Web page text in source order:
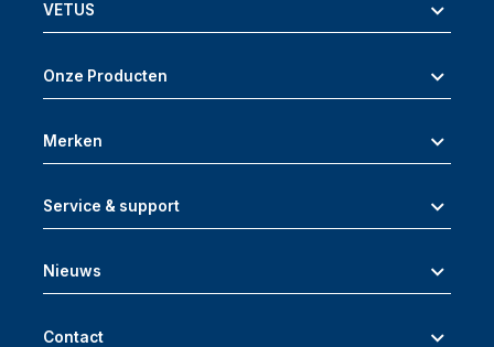
VETUS
Onze Producten
Merken
Service & support
Nieuws
Contact